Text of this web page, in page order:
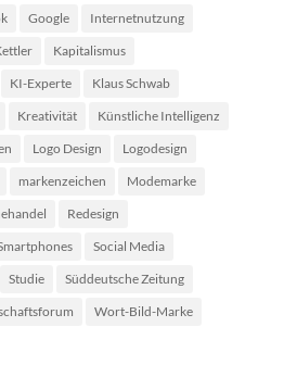
Google
Internetnutzung
Kapitalismus
KI-Experte
Klaus Schwab
Kreativität
Künstliche Intelligenz
Logo Design
Logodesign
markenzeichen
Modemarke
Redesign
Social Media
Studie
Süddeutsche Zeitung
Wort-Bild-Marke